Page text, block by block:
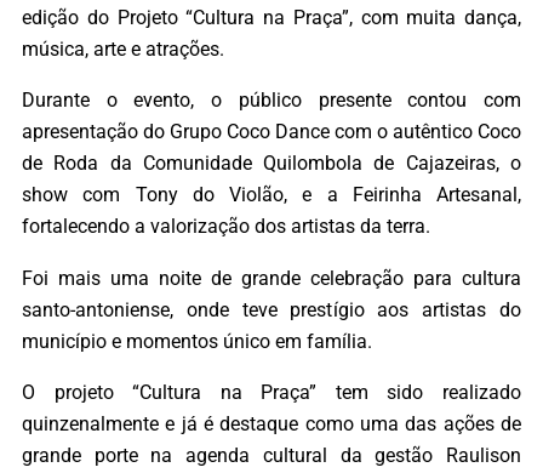
edição do Projeto “Cultura na Praça”, com muita dança,
música, arte e atrações.
Durante o evento, o público presente contou com
apresentação do Grupo Coco Dance com o autêntico Coco
de Roda da Comunidade Quilombola de Cajazeiras, o
show com Tony do Violão, e a Feirinha Artesanal,
fortalecendo a valorização dos artistas da terra.
Foi mais uma noite de grande celebração para cultura
santo-antoniense, onde teve prestígio aos artistas do
município e momentos único em família.
O projeto “Cultura na Praça” tem sido realizado
quinzenalmente e já é destaque como uma das ações de
grande porte na agenda cultural da gestão Raulison